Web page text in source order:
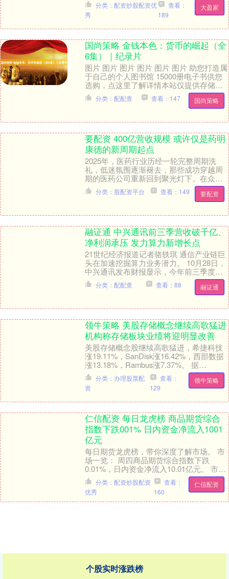
内容，....
大盈家
分类：配资炒股配资优
秀
查看：
189
国尚策略 金钱本色：货币的崛起（全
6集）｜纪录片
图片 图片 图片 图片 图片 图片 助您打造属
于自己的个人图书馆 15000册电子书供您
选购，点这里了解详情本站仅提供存储服
务，所有内容均由用户发布，如发现有
害....
国尚策略
分类：配配查 查看：147
要配资 400亿营收规模 或许仅是药明
康德的新周期起点
2025年，医药行业历经一轮完整周期洗
礼，低迷氛围逐渐褪去，那些成功穿越周
期的医药公司重新回到聚光灯下。在众多
行业中，CXO行业因处于产业链上游，同
时受地缘政治....
要配资
分类：股配资平台 查看：149
融证通 中兴通讯前三季营收破千亿、
净利润承压 发力算力新增长点
21世纪经济报道记者骆轶琪 通信产业链巨
头在加速挖掘算力业务潜力。 10月28日，
中兴通讯发布财报显示，今年前三季度，
公司累计实现营业收入1005.2亿元，同
比....
融证通
分类：配配查 查看：88
领牛策略 美股存储概念继续高歌猛进
机构称存储板块业绩将迎明显改善
美股存储概念股继续高歌猛进，希捷科技
涨19.11%，SanDisk涨16.42%，西部数据
涨13.18%，Rambus涨7.37%。 据
NewDaily报道，三....
领牛策略
分类：办理股票配
资
查看：
129
仁信配资 每日龙虎榜 商品期货综合
指数下跌001% 日内资金净流入1001
亿元
每日期货龙虎榜，带你深度了解市场。 市
场一览： 周四商品期货综合指数下跌
0.01%，日内资金净流入10.01亿元。 市场
成交量为2874.36万手，成交额为2.....
仁信配资
分类：配资炒股配资
优秀
查看：
160
个股实时涨跌榜